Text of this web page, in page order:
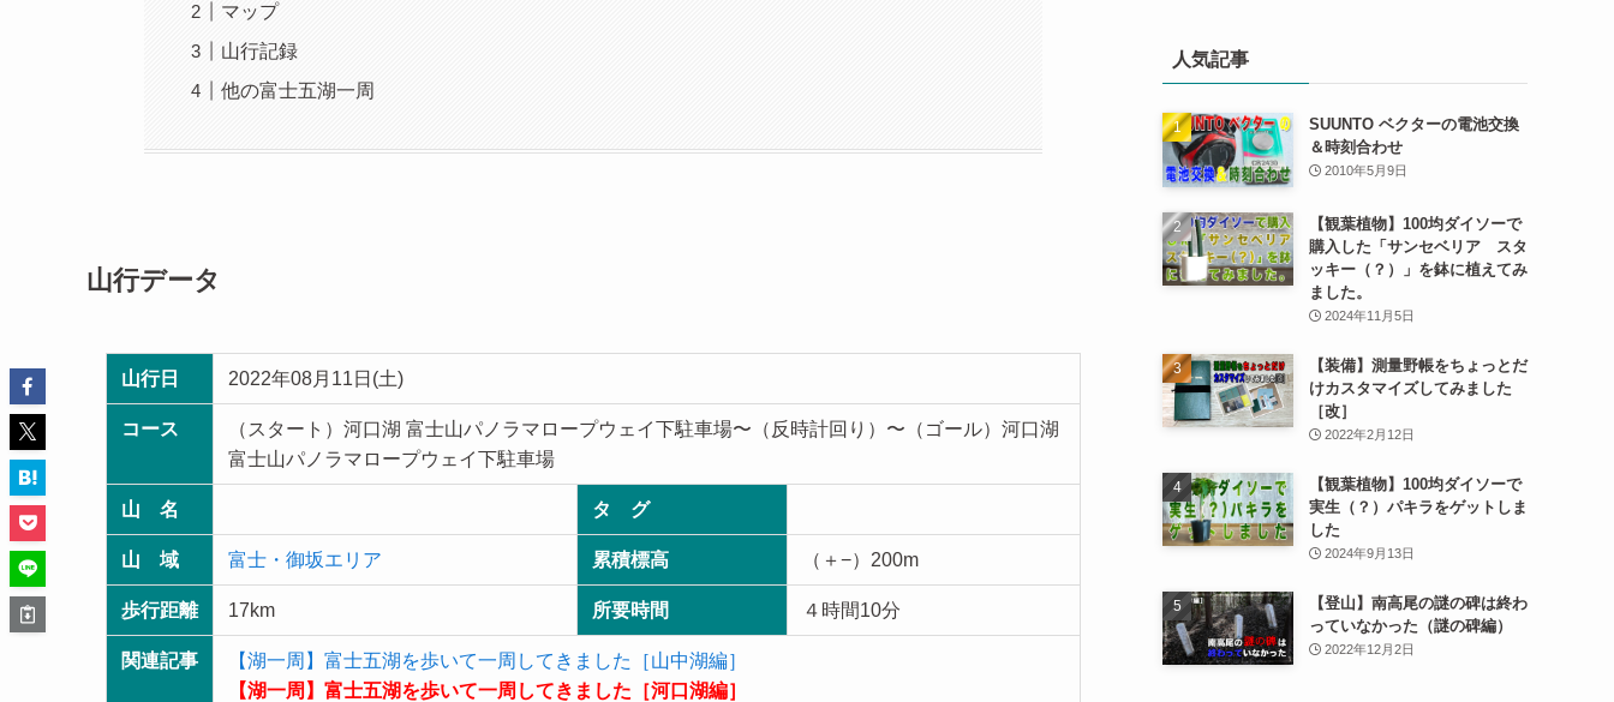
マップ
山行記録
他の富士五湖一周
山行データ
山行日 2022年08月11日(土)
コース
（スタート）河口湖 富士山パノラマロープウェイ下駐車場〜（反時計回り）〜（ゴール）河口湖
富士山パノラマロープウェイ下駐車場
山 名 タ グ
山 域 富士・御坂エリア 累積標高 （＋−）200m
歩行距離 17km 所要時間 ４時間10分
関連記事
【湖一周】富士五湖を歩いて一周してきました［山中湖編］
【湖一周】富士五湖を歩いて一周してきました［河口湖編］
人気記事
SUUNTO ベクターの電池交換
＆時刻合わせ
2010年5月9日
【観葉植物】100均ダイソーで
購入した「サンセベリア スタ
ッキー（？）」を鉢に植えてみ
ました。
2024年11月5日
【装備】測量野帳をちょっとだ
けカスタマイズしてみました
［改］
2022年2月12日
【観葉植物】100均ダイソーで
実生（？）パキラをゲットしま
した
2024年9月13日
【登山】南高尾の謎の碑は終わ
っていなかった（謎の碑編）
2022年12月2日